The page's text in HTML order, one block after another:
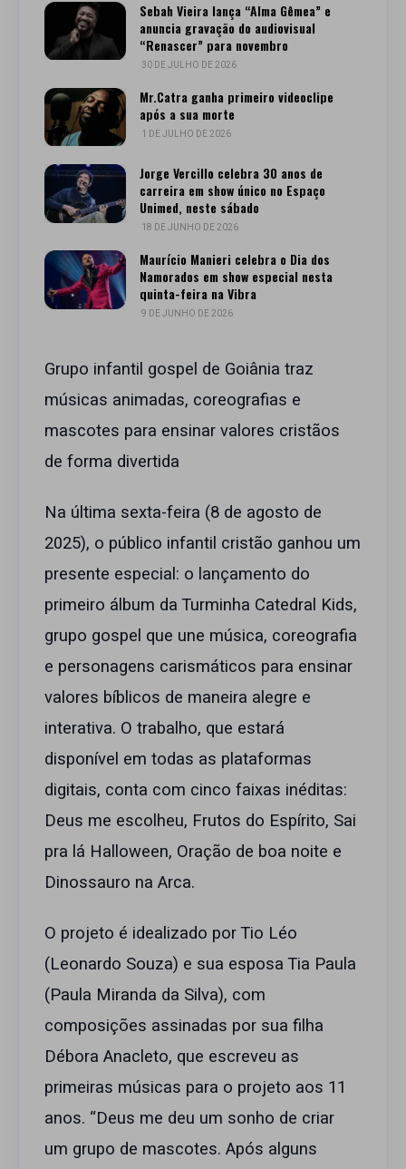
Sebah Vieira lança “Alma Gêmea” e
anuncia gravação do audiovisual
“Renascer” para novembro
30 DE JULHO DE 2026
Mr.Catra ganha primeiro videoclipe
após a sua morte
1 DE JULHO DE 2026
Jorge Vercillo celebra 30 anos de
carreira em show único no Espaço
Unimed, neste sábado
18 DE JUNHO DE 2026
Maurício Manieri celebra o Dia dos
Namorados em show especial nesta
quinta-feira na Vibra
9 DE JUNHO DE 2026
Grupo infantil gospel de Goiânia traz
músicas animadas, coreografias e
mascotes para ensinar valores cristãos
de forma divertida
Na última sexta-feira (8 de agosto de
2025), o público infantil cristão ganhou um
presente especial: o lançamento do
primeiro álbum da Turminha Catedral Kids,
grupo gospel que une música, coreografia
e personagens carismáticos para ensinar
valores bíblicos de maneira alegre e
interativa. O trabalho, que estará
disponível em todas as plataformas
digitais, conta com cinco faixas inéditas:
Deus me escolheu, Frutos do Espírito, Sai
pra lá Halloween, Oração de boa noite e
Dinossauro na Arca.
O projeto é idealizado por Tio Léo
(Leonardo Souza) e sua esposa Tia Paula
(Paula Miranda da Silva), com
composições assinadas por sua filha
Débora Anacleto, que escreveu as
primeiras músicas para o projeto aos 11
anos. “Deus me deu um sonho de criar
um grupo de mascotes. Após alguns